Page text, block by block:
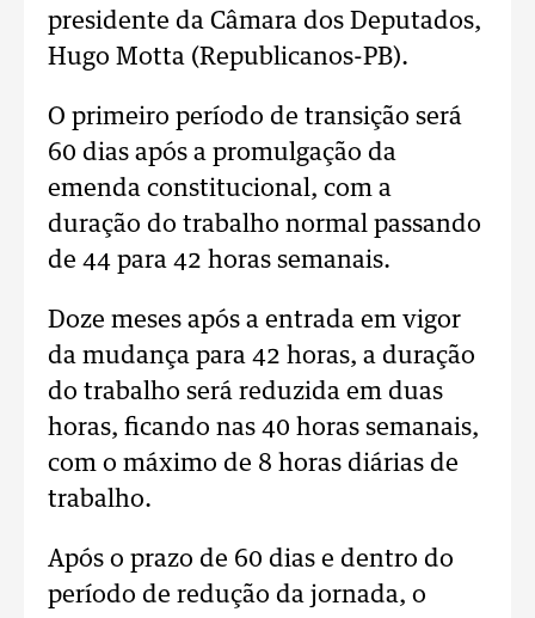
presidente da Câmara dos Deputados,
Hugo Motta (Republicanos-PB).
O primeiro período de transição será
60 dias após a promulgação da
emenda constitucional, com a
duração do trabalho normal passando
de 44 para 42 horas semanais.
Doze meses após a entrada em vigor
da mudança para 42 horas, a duração
do trabalho será reduzida em duas
horas, ficando nas 40 horas semanais,
com o máximo de 8 horas diárias de
trabalho.
Após o prazo de 60 dias e dentro do
período de redução da jornada, o